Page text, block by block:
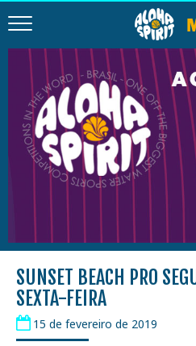
SUNSET BEACH PRO
SEXTA-FEIRA
15 de fevereiro de 2019